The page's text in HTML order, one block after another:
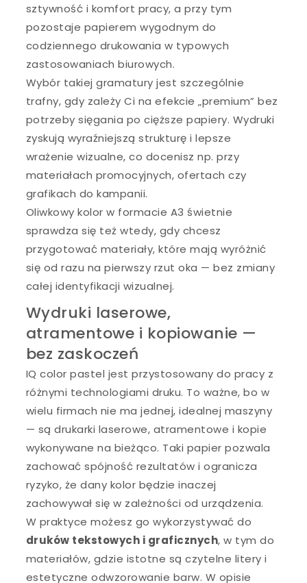
sztywność i komfort pracy, a przy tym
pozostaje papierem wygodnym do
codziennego drukowania w typowych
zastosowaniach biurowych.
Wybór takiej gramatury jest szczególnie
trafny, gdy zależy Ci na efekcie „premium” bez
potrzeby sięgania po cięższe papiery. Wydruki
zyskują wyraźniejszą strukturę i lepsze
wrażenie wizualne, co docenisz np. przy
materiałach promocyjnych, ofertach czy
grafikach do kampanii.
Oliwkowy kolor w formacie A3 świetnie
sprawdza się też wtedy, gdy chcesz
przygotować materiały, które mają wyróżnić
się od razu na pierwszy rzut oka — bez zmiany
całej identyfikacji wizualnej.
Wydruki laserowe,
atramentowe i kopiowanie —
bez zaskoczeń
IQ color pastel jest przystosowany do pracy z
różnymi technologiami druku. To ważne, bo w
wielu firmach nie ma jednej, idealnej maszyny
— są drukarki laserowe, atramentowe i kopie
wykonywane na bieżąco. Taki papier pozwala
zachować spójność rezultatów i ogranicza
ryzyko, że dany kolor będzie inaczej
zachowywał się w zależności od urządzenia.
W praktyce możesz go wykorzystywać do
druków tekstowych i graficznych, w tym do
materiałów, gdzie istotne są czytelne litery i
estetyczne odwzorowanie barw. W opisie